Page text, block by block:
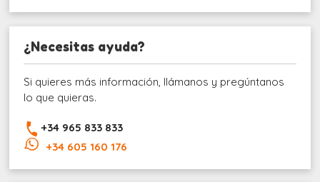
¿Necesitas ayuda?
Si quieres más información, llámanos y pregúntanos
lo que quieras.
+34 965 833 833
+34 605 160 176